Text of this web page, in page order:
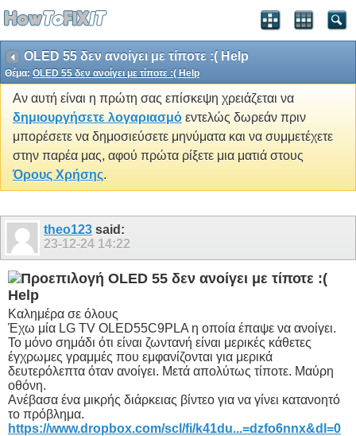
OLED 55 δεν ανοίγει με τίποτε :( Help
Θέμα: OLED 55 δεν ανοίγει με τίποτε :( Help
Αν αυτή είναι η πρώτη σας επίσκεψη χρειάζεται να
δημιουργήσετε λογαριασμό εντελώς δωρεάν πριν
μπορέσετε να δημοσιεύσετε μηνύματα και να συμμετέχετε
στην παρέα μας, αφού πρώτα ρίξετε μια ματιά στους
Όρους Χρήσης.
theo123 said:
23-12-24 14:22
OLED 55 δεν ανοίγει με τίποτε :(
Help
Καλημέρα σε όλους
Έχω μία LG TV OLED55C9PLA η οποία έπαψε να ανοίγει.
Το μόνο σημάδι ότι είναι ζωντανή είναι μερικές κάθετες
έγχρωμες γραμμές που εμφανίζονται για μερικά
δευτερόλεπτα όταν ανοίγει. Μετά απολύτως τίποτε. Μαύρη
οθόνη.
Ανέβασα ένα μικρής διάρκειας βίντεο για να γίνει κατανοητό
το πρόβλημα.
https://www.dropbox.com/scl/fi/k41du...=dzfo6nnx&dl=0